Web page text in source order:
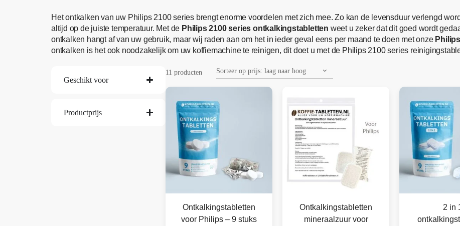
Het ontkalken van uw Philips 2100 series brengt enorme voordelen met zich mee. Zo kan de levensduur verlengd
altijd op de juiste temperatuur. Met de Philips 2100 series ontkalkingstabletten weet u zeker dat dit goed wordt
ontkalken hangt af van uw gebruik, maar wij raden aan om het in ieder geval eens per maand te doen met onze
ontkalken is het ook noodzakelijk om uw koffiemachine te reinigen, dit doet u met de Philips 2100 series
Geschikt voor
Productprijs
11 producten
Ontkalkingstabletten
voor Philips – 9 stuks
Ontkalkingstabletten
mineraalzuur voor
2 in